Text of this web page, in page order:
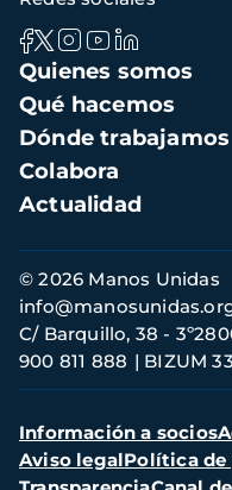
Navegación
principal
Quienes somos
Qué hacemos
Dónde trabajamos
Colabora
Actualidad
Información
de
contacto
© 2026 Manos Unidas
C/ Barquillo, 38 -
900 811 888
BIZUM
Menú
secundario
Información a socios
Aviso legalPolítica de